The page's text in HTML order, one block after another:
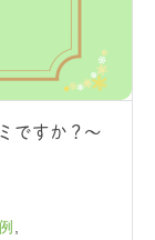
ですか？〜
,